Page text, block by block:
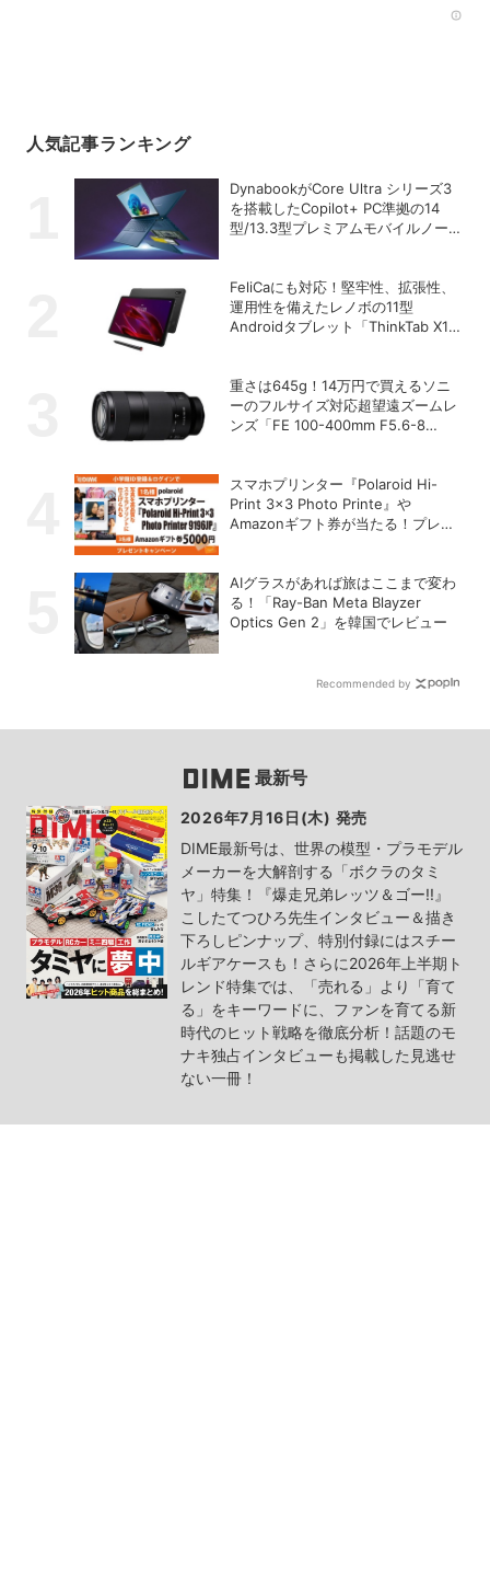
人気記事ランキング
DynabookがCore Ultra シリーズ3
を搭載したCopilot+ PC準拠の14
型/13.3型プレミアムモバイルノート
FeliCaにも対応！堅牢性、拡張性、
運用性を備えたレノボの11型
Androidタブレット「ThinkTab X11
重さは645g！14万円で買えるソニ
ーのフルサイズ対応超望遠ズームレ
ンズ「FE 100-400mm F5.6-8
スマホプリンター『Polaroid Hi-
Print 3×3 Photo Printe』や
Amazonギフト券が当たる！プレゼ
AIグラスがあれば旅はここまで変わ
る！「Ray-Ban Meta Blayzer
Optics Gen 2」を韓国でレビュー
Recommended by
最新号
2026年7月16日(木) 発売
DIME最新号は、世界の模型・プラモデル
メーカーを大解剖する「ボクラのタミ
ヤ」特集！『爆走兄弟レッツ＆ゴー!!』
こしたてつひろ先生インタビュー＆描き
下ろしピンナップ、特別付録にはスチー
ルギアケースも！さらに2026年上半期ト
レンド特集では、「売れる」より「育て
る」をキーワードに、ファンを育てる新
時代のヒット戦略を徹底分析！話題のモ
ナキ独占インタビューも掲載した見逃せ
ない一冊！